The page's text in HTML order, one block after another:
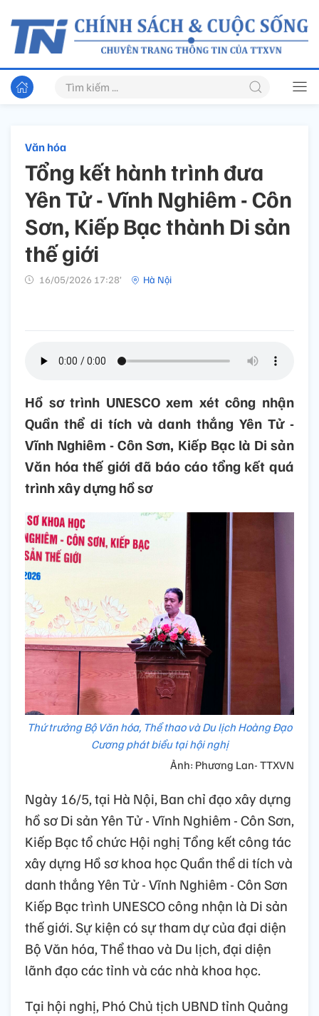
Văn hóa
Tổng kết hành trình đưa
Yên Tử - Vĩnh Nghiêm - Côn
Sơn, Kiếp Bạc thành Di sản
thế giới
16/05/2026 17:28’ Hà Nội
Hồ sơ trình UNESCO xem xét công nhận
Quần thể di tích và danh thắng Yên Tử -
Vĩnh Nghiêm - Côn Sơn, Kiếp Bạc là Di sản
Văn hóa thế giới đã báo cáo tổng kết quá
trình xây dựng hồ sơ
Thứ trưởng Bộ Văn hóa, Thể thao và Du lịch Hoàng Đạo
Cương phát biểu tại hội nghị
Ảnh: Phương Lan- TTXVN
Ngày 16/5, tại Hà Nội, Ban chỉ đạo xây dựng
hồ sơ Di sản Yên Tử - Vĩnh Nghiêm - Côn Sơn,
Kiếp Bạc tổ chức Hội nghị Tổng kết công tác
xây dựng Hồ sơ khoa học Quần thể di tích và
danh thắng Yên Tử - Vĩnh Nghiêm - Côn Sơn
Kiếp Bạc trình UNESCO công nhận là Di sản
thế giới. Sự kiện có sự tham dự của đại diện
Bộ Văn hóa, Thể thao và Du lịch, đại diện
lãnh đạo các tỉnh và các nhà khoa học.
Tại hội nghị, Phó Chủ tịch UBND tỉnh Quảng